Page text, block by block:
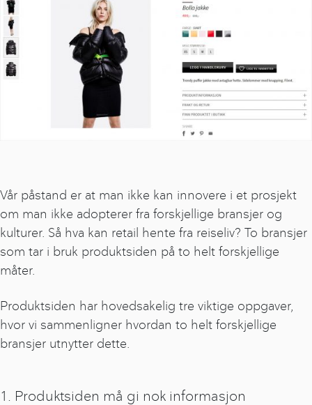
Vår påstand er at man ikke kan innovere i et prosjekt
om man ikke adopterer fra forskjellige bransjer og
kulturer. Så hva kan retail hente fra reiseliv? To bransjer
som tar i bruk produktsiden på to helt forskjellige
måter.
Produktsiden har hovedsakelig tre viktige oppgaver,
hvor vi sammenligner hvordan to helt forskjellige
bransjer utnytter dette.
1. Produktsiden må gi nok informasjon